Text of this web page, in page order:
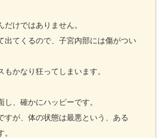
けではありません。
出てくるので、子宮内部には傷がつい
かなり狂ってしまいます。
、確かにハッピーです。
すが、体の状態は最悪という、ある